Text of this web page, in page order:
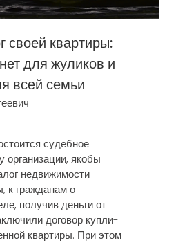
своей квартиры:
для жуликов и
всей семьи
судебное
организации, якобы
недвижимости –
к гражданам о
получив деньги от
договор купли-
квартиры. При этом